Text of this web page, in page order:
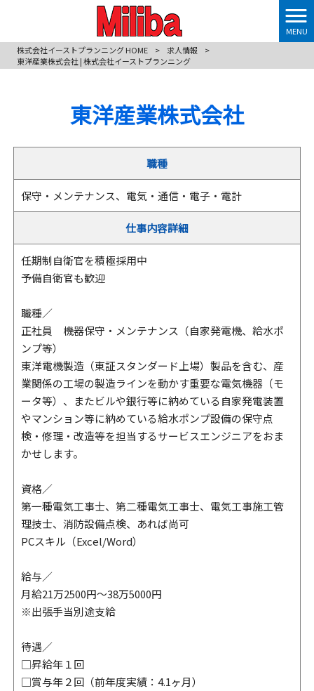
MENU
株式会社イーストプランニング HOME
> 求人情報
>
東洋産業株式会社 | 株式会社イーストプランニング
東洋産業株式会社
職種
保守・メンテナンス、電気・通信・電子・電計
仕事内容詳細
任期制自衛官を積極採用中
予備自衛官も歓迎
職種／
正社員 機器保守・メンテナンス（自家発電機、給水ポ
ンプ等）
東洋電機製造（東証スタンダード上場）製品を含む、産
業関係の工場の製造ラインを動かす重要な電気機器（モ
ータ等）、またビルや銀行等に納めている自家発電装置
やマンション等に納めている給水ポンプ設備の保守点
検・修理・改造等を担当するサービスエンジニアをおま
かせします。
資格／
第一種電気工事士、第二種電気工事士、電気工事施工管
理技士、消防設備点検、あれば尚可
PCスキル（Excel/Word）
給与／
月給21万2500円～38万5000円
※出張手当別途支給
待遇／
□昇給年１回
□賞与年２回（前年度実績：4.1ヶ月）